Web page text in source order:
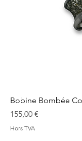
Bobine Bombée
Prix
155,00 €
Hors TVA